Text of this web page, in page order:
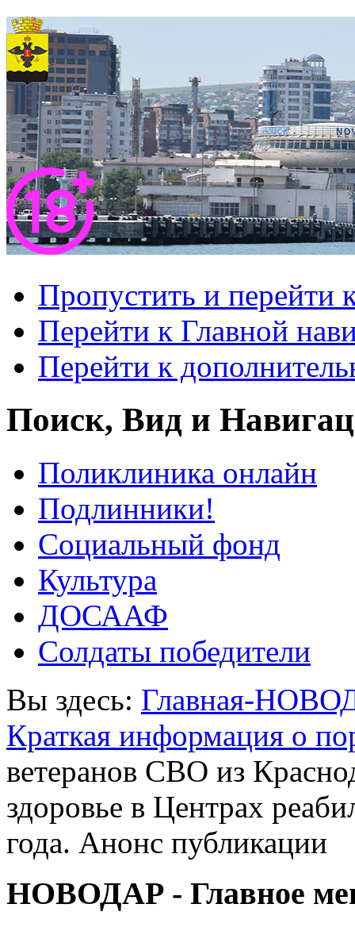
Пропустить и перейти
Перейти к Главной
Перейти к
Поиск, Вид и
Поликлиника онлайн
Подлинники!
Социальный фонд
Культура
ДОСААФ
Солдаты победители
Вы здесь: Главная-
Краткая информация о
ветеранов СВО из
здоровье в Центрах
года. Анонс публикации
НОВОДАР - Главное